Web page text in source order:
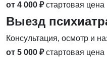
от 4 000 ₽ стартовая цена
Выезд
Консультация, осмотр и
от 5 000 ₽ стартовая цена